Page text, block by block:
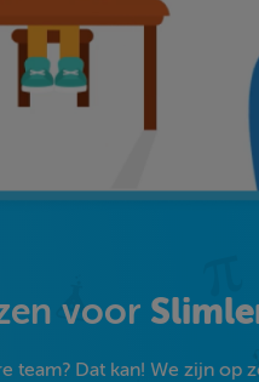
voor
Dat kan! We zijn op